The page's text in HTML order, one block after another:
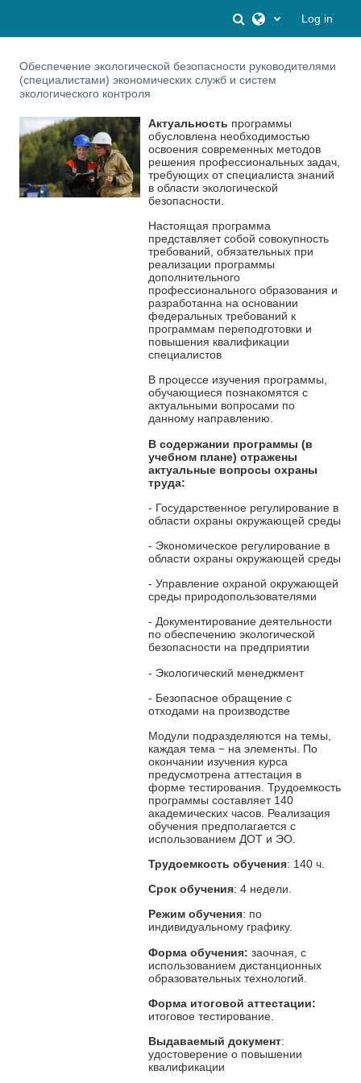
Toggle search
Log in
Обеспечение экологической безопасности руководителями
(специалистами) экономических служб и систем
экологического контроля
Актуальность программы
обусловлена необходимостью
освоения современных методов
решения профессиональных задач,
требующих от специалиста знаний
в области экологической
безопасности.
Настоящая программа
представляет собой совокупность
требований, обязательных при
реализации программы
дополнительного
профессионального образования и
разработанна на основании
федеральных требований к
программам переподготовки и
повышения квалификации
специалистов
В процессе изучения программы,
обучающиеся познакомятся с
актуальными вопросами по
данному направлению.
В содержании программы (в
учебном плане) отражены
актуальные вопросы охраны
труда:
- Государственное регулирование в
области охраны окружающей среды
- Экономическое регулирование в
области охраны окружающей среды
- Управление охраной окружающей
среды природопользователями
- Документирование деятельности
по обеспечению экологической
безопасности на предприятии
- Экологический менеджмент
- Безопасное обращение с
отходами на производстве
Модули подразделяются на темы,
каждая тема − на элементы. По
окончании изучения курса
предусмотрена аттестация в
форме тестирования. Трудоемкость
программы составляет 140
академических часов. Реализация
обучения предполагается с
использованием ДОТ и ЭО.
Трудоемкость обучения: 140 ч.
Срок обучения: 4 недели.
Режим обучения: по
индивидуальному графику.
Форма обучения:заочная, с
использованием дистанционных
образовательных технологий.
Форма итоговой аттестации:
итоговое тестирование.
Выдаваемый документ:
удостоверение о повышении
квалификации